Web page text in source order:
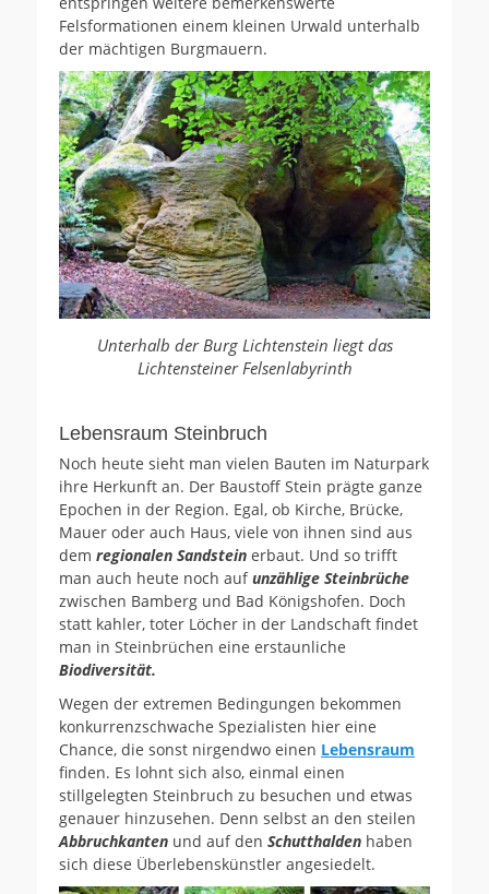
Felsformationen einem kleinen Urwald unterhalb
der mächtigen Burgmauern.
Unterhalb der Burg Lichtenstein liegt das
Lichtensteiner Felsenlabyrinth
Lebensraum Steinbruch
Noch heute sieht man vielen Bauten im Naturpark
ihre Herkunft an. Der Baustoff Stein prägte ganze
Epochen in der Region. Egal, ob Kirche, Brücke,
Mauer oder auch Haus, viele von ihnen sind aus
dem regionalen Sandstein erbaut. Und so trifft
man auch heute noch aufunzählige Steinbrüche
zwischen Bamberg und Bad Königshofen. Doch
statt kahler, toter Löcher in der Landschaft findet
man in Steinbrüchen eine erstaunliche
Biodiversität.
Wegen der extremen Bedingungen bekommen
konkurrenzschwache Spezialisten hier eine
Chance, die sonst nirgendwo einen Lebensraum
finden. Es lohnt sich also, einmal einen
stillgelegten Steinbruch zu besuchen und etwas
genauer hinzusehen. Denn selbst an den steilen
Abbruchkanten und auf den Schutthalden haben
sich diese Überlebenskünstler angesiedelt.